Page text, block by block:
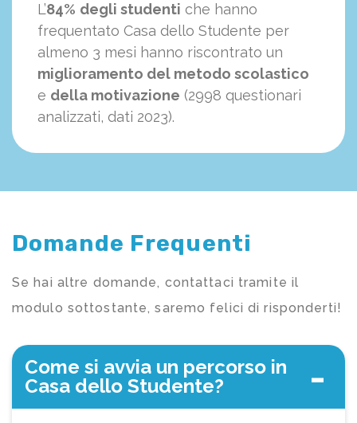
L’84% degli studenti che hanno
frequentato Casa dello Studente per
almeno 3 mesi hanno riscontrato un
miglioramento del metodo scolastico
e della motivazione (2998 questionari
analizzati, dati 2023).
Domande Frequenti
Se hai altre domande, contattaci tramite il
modulo sottostante, saremo felici di risponderti!
Come si avvia un percorso in
Casa dello Studente?